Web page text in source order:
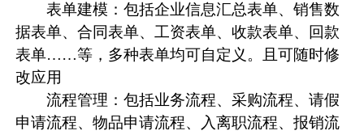
表单建模：包括企业信息汇总表单、销售数
据表单、合同表单、工资表单、收款表单、回款
表单……等，多种表单均可自定义。且可随时修
改应用
流程管理：包括业务流程、采购流程、请假
申请流程、物品申请流程、入离职流程、报销流